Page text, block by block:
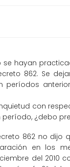
hayan
862. Se
períodos
con
¿debo
862 no dijo
en los
del 2010